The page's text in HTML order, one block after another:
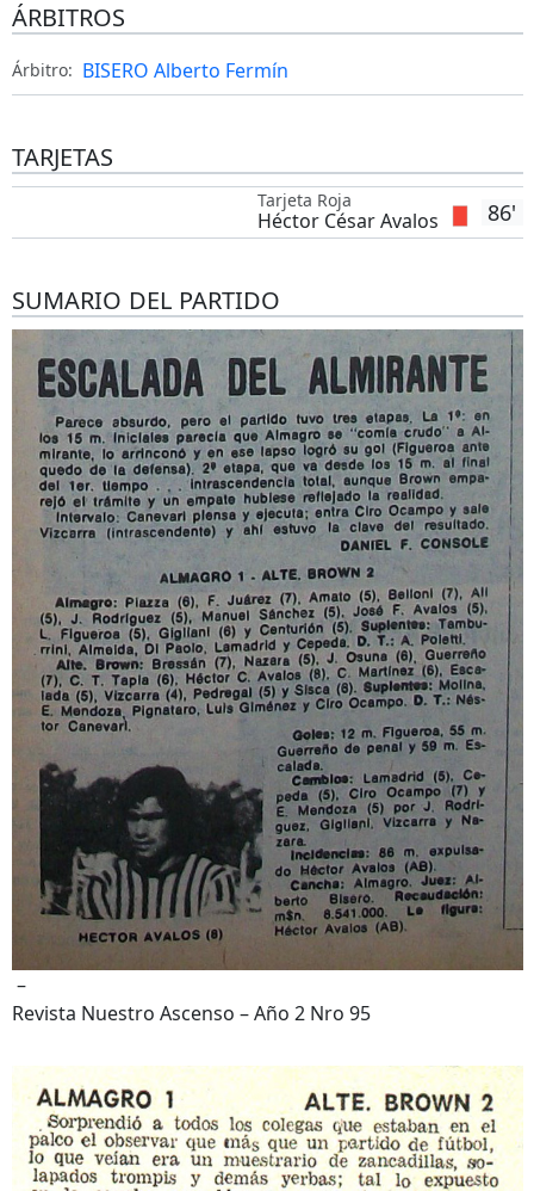
ÁRBITROS
Árbitro: BISERO Alberto Fermín
TARJETAS
86'
Tarjeta Roja
Héctor César Avalos
SUMARIO DEL PARTIDO
–
Revista Nuestro Ascenso – Año 2 Nro 95